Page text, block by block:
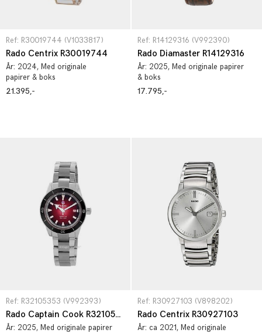
Ref: R30019744 (V1033817)
Rado Centrix R30019744
År: 2024, Med originale
papirer & boks
21.395,-
Ref: R14129316 (V992390)
Rado Diamaster R14129316
År: 2025, Med originale papirer
& boks
17.795,-
Ref: R32105353 (V992393)
Rado Captain Cook R32105353
År: 2025, Med originale papirer
Ref: R30927103 (V898202)
Rado Centrix R30927103
År: ca 2021, Med originale